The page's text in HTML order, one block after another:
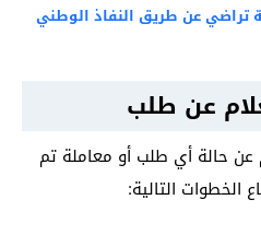
عن طريق النفاذ الوطني
عن طلب
عن حالة أي طلب أو معاملة تم
الخطوات التالية: